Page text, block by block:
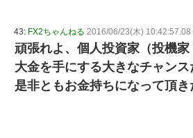
43: FX2ちゃんねる 2016/06/23(木) 10:42:57.08
頑張れよ、個人投資家（投機家
大金を手にする大きなチャンス
是非ともお金持ちになって頂き